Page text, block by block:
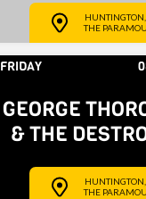
THE
FRIDAY
GEORGE
& THE
THE